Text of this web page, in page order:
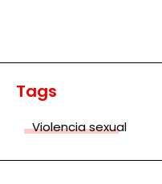
Tags
Violencia sexual